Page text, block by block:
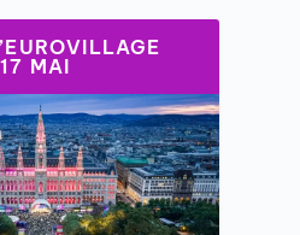
MAI